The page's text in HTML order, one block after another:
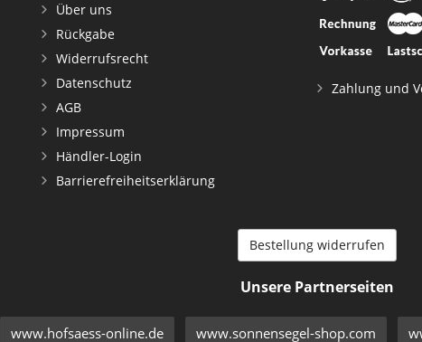
Über uns
Rückgabe
Widerrufsrecht
Datenschutz
AGB
Impressum
Händler-Login
Barrierefreiheitserklärung
Zahlung und
Bestellung widerrufen
Unsere Partnerseiten
www.hofsaess-online.de www.sonnensegel-shop.com